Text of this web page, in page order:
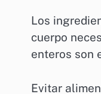
Los
cuerpo
enteros son
Evitar